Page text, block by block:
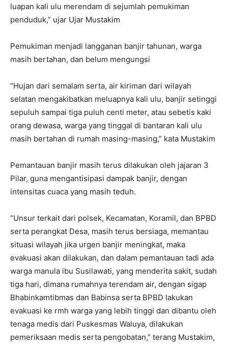
luapan kali ulu merendam di sejumlah pemukiman
penduduk,” ujar Ujar Mustakim
Pemukiman menjadi langganan banjir tahunan, warga
masih bertahan, dan belum mengungsi
“Hujan dari semalam serta, air kiriman dari wilayah
selatan mengakibatkan meluapnya kali ulu, banjir setinggi
sepuluh sampai tiga puluh centi meter, atau sebetis kaki
orang dewasa, warga yang tinggal di bantaran kali ulu
masih bertahan di rumah masing-masing,” kata Mustakim
Pemantauan banjir masih terus dilakukan oleh jajaran 3
Pilar, guna mengantisipasi dampak banjir, dengan
intensitas cuaca yang masih teduh.
“Unsur terkait dari polsek, Kecamatan, Koramil, dan BPBD
serta perangkat Desa, masih terus bersiaga, memantau
situasi wilayah jika urgen banjir meningkat, maka
evakuasi akan dilakukan, dan dalam pemantauan tadi ada
warga manula ibu Susilawati, yang menderita sakit, sudah
tiga hari, dimana rumahnya terendam air, dengan sigap
Bhabinkamtibmas dan Babinsa serta BPBD lakukan
evakuasi ke rmh warga yang lebih tinggi dan dibantu oleh
tenaga medis dari Puskesmas Waluya, dilakukan
pemeriksaan medis serta pengobatan,” terang Mustakim,